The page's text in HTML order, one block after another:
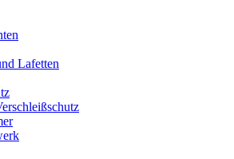
Lafetten